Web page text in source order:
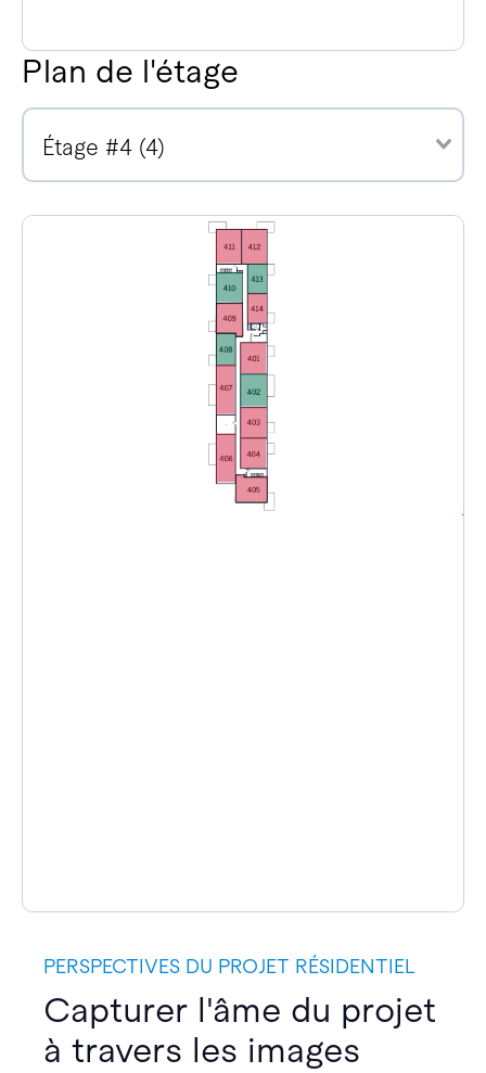
Plan de l'étage
Étage #4 (4)
PERSPECTIVES DU PROJET RÉSIDENTIEL
Capturer l'âme du projet
à travers les images